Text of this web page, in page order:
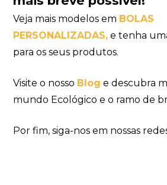
Veja mais modelos em BOLAS
PERSONALIZADAS, e tenha
para os seus produtos.
Visite o nosso Blog e descubra
mundo Ecológico e o ramo de
Por fim, siga-nos em nossas